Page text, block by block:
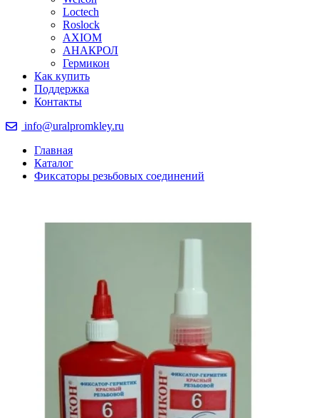
Loctech
Roslock
AXIOM
АНАКРОЛ
Гермикон
Как купить
Поддержка
Контакты
info@uralpromkley.ru
Главная
Каталог
Фиксаторы резьбовых соединений